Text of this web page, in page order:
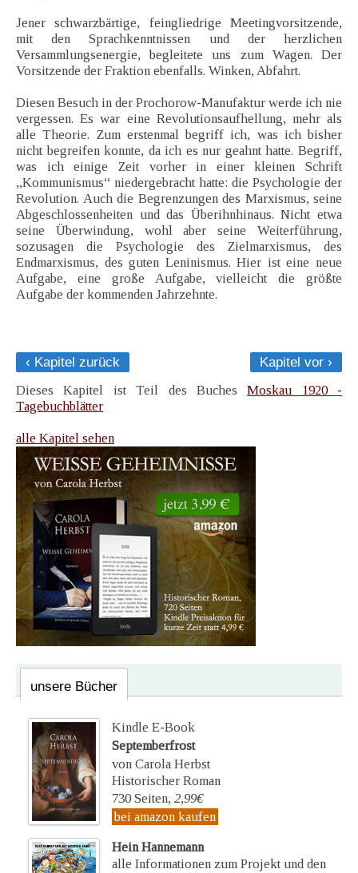
Jener schwarzbärtige, feingliedrige Meetingvorsitzende,
mit den Sprachkenntnissen und der herzlichen
Versammlungsenergie, begleitete uns zum Wagen. Der
Vorsitzende der Fraktion ebenfalls. Winken, Abfahrt.
Diesen Besuch in der Prochorow-Manufaktur werde ich nie
vergessen. Es war eine Revolutionsaufhellung, mehr als
alle Theorie. Zum erstenmal begriff ich, was ich bisher
nicht begreifen konnte, da ich es nur geahnt hatte. Begriff,
was ich einige Zeit vorher in einer kleinen Schrift
,,Kommunismus“ niedergebracht hatte: die Psychologie der
Revolution. Auch die Begrenzungen des Marxismus, seine
Abgeschlossenheiten und das Überihnhinaus. Nicht etwa
seine Überwindung, wohl aber seine Weiterführung,
sozusagen die Psychologie des Zielmarxismus, des
Endmarxismus, des guten Leninismus. Hier ist eine neue
Aufgabe, eine große Aufgabe, vielleicht die größte
Aufgabe der kommenden Jahrzehnte.
‹ Kapitel zurück
Kapitel vor ›
Dieses Kapitel ist Teil des BuchesMoskau 1920 -
Tagebuchblätter
alle Kapitel sehen
unsere Bücher
Kindle E-Book
Septemberfrost
von Carola Herbst
Historischer Roman
730 Seiten, 2,99€
bei amazon kaufen
Hein Hannemann
alle Informationen zum Projekt und den